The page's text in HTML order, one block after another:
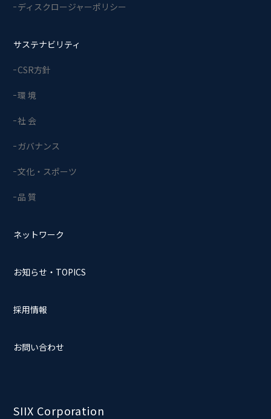
ディスクロージャーポリシー
サステナビリティ
CSR方針
環 境
社 会
ガバナンス
文化・スポーツ
品 質
ネットワーク
お知らせ・TOPICS
採用情報
お問い合わせ
SIIX Corporation